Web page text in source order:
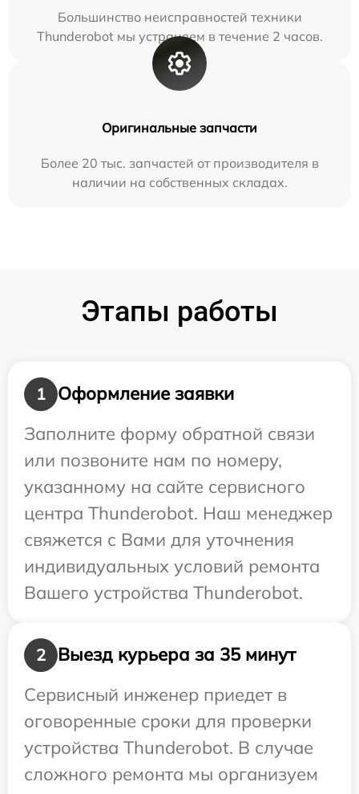
Большинство неисправностей техники
Thunderobot мы устраняем в течение 2 часов.
Оригинальные запчасти
Более 20 тыс. запчастей от производителя в
наличии на собственных складах.
Этапы работы
1
Оформление заявки
Заполните форму обратной связи
или позвоните нам по номеру,
указанному на сайте сервисного
центра Thunderobot. Наш менеджер
свяжется с Вами для уточнения
индивидуальных условий ремонта
Вашего устройства Thunderobot.
2
Выезд курьера за 35 минут
Сервисный инженер приедет в
оговоренные сроки для проверки
устройства Thunderobot. В случае
сложного ремонта мы организуем